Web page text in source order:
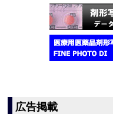
広告掲載